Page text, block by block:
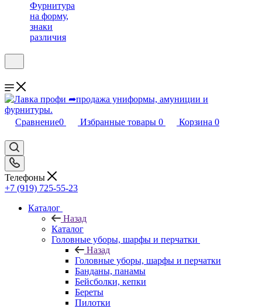
Фурнитура
на форму,
знаки
различия
Сравнение0 Избранные товары 0 Корзина 0
Телефоны
+7 (919) 725-55-23
Каталог
Назад
Каталог
Головные уборы, шарфы и перчатки
Назад
Головные уборы, шарфы и перчатки
Банданы, панамы
Бейсболки, кепки
Береты
Пилотки